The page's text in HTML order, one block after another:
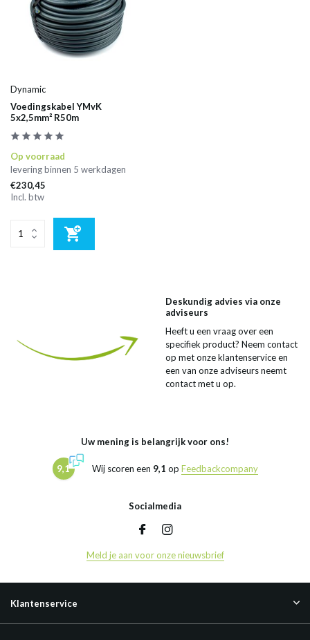
Dynamic
Voedingskabel YMvK
5x2,5mm² R50m
Op voorraad
levering binnen 5 werkdagen
€230,45
Incl. btw
Deskundig advies via onze
adviseurs
Heeft u een vraag over een
specifiek product? Neem contact
op met onze klantenservice en
een van onze adviseurs neemt
contact met u op.
Uw mening is belangrijk voor ons!
9,1 Wij scoren een 9,1 op Feedbackcompany
Socialmedia
Meld je aan voor onze nieuwsbrief
Klantenservice